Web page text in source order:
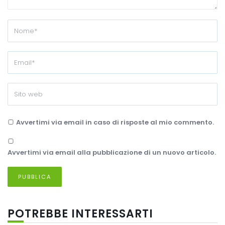
Avvertimi via email in caso di risposte al mio commento.
Avvertimi via email alla pubblicazione di un nuovo articolo.
POTREBBE INTERESSARTI